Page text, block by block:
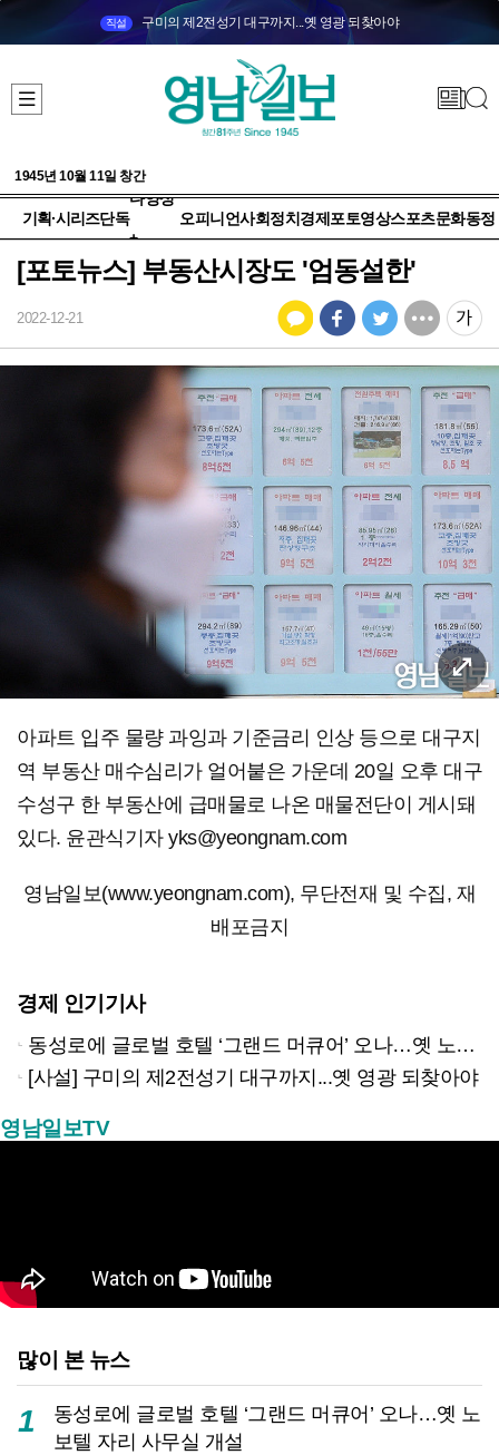
직설 구미의 제2전성기 대구까지...옛 영광 되찾아야
1945년 10월 11일 창간
기획·시리즈단독
다양성
+
오피니언사회정치 경제 포토영상스포츠문화동정
[포토뉴스] 부동산시장도 '엄동설한'
2022-12-21
아파트 입주 물량 과잉과 기준금리 인상 등으로 대구지
역 부동산 매수심리가 얼어붙은 가운데 20일 오후 대구
수성구 한 부동산에 급매물로 나온 매물전단이 게시돼
있다. 윤관식기자 yks@yeongnam.com
영남일보(www.yeongnam.com), 무단전재 및 수집, 재
배포금지
경제 인기기사
동성로에 글로벌 호텔 ‘그랜드 머큐어’ 오나…옛 노보텔 자리 사무실 개설
[사설] 구미의 제2전성기 대구까지...옛 영광 되찾아야
영남일보TV
많이 본 뉴스
1
동성로에 글로벌 호텔 ‘그랜드 머큐어’ 오나…옛 노
보텔 자리 사무실 개설